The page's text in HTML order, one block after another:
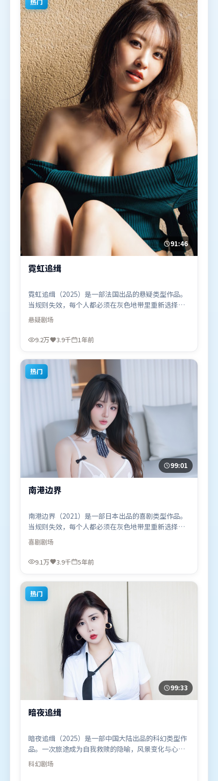
91:46
霓虹追缉
霓虹追缉（2025）是一部法国出品的悬疑类型作品。
当规则失效，每个人都必须在灰色地带里重新选择立
场与底线。人物关系网复杂却不凌乱，每场对手戏都
推动信息增量。由张艺谋执导，刘德华、阿米尔·
汗、梁朝伟，肖战、宋康昊、白宇等联袂出演。影片
合喜欢悬疑题材的观众观看。
悬疑剧场
9.2万 3.9千 1年前
热门
99:01
南港边界
南港边界（2021）是一部日本出品的喜剧类型作品。
当规则失效，每个人都必须在灰色地带里重新选择立
场与底线。视听风格统一而富有实验感，配乐与画面
情绪贴合。由乌尔善执导，周冬雨、迪皮卡·帕度柯
妮、宋康昊，易烊千玺、刘亦菲等联袂出演。影片于
喜欢喜剧题材的观众观看。
喜剧剧场
9.1万 3.9千 5年前
热门
99:33
暗夜追缉
暗夜追缉（2025）是一部中国大陆出品的科幻类型作
品。一次旅途成为自我救赎的隐喻，风景变化与心境
转折彼此呼应。动作场面设计讲究空间与节奏，文戏
部分同样扎实耐嚼。由陈凯歌执导，章子怡、基里安
科幻剧场